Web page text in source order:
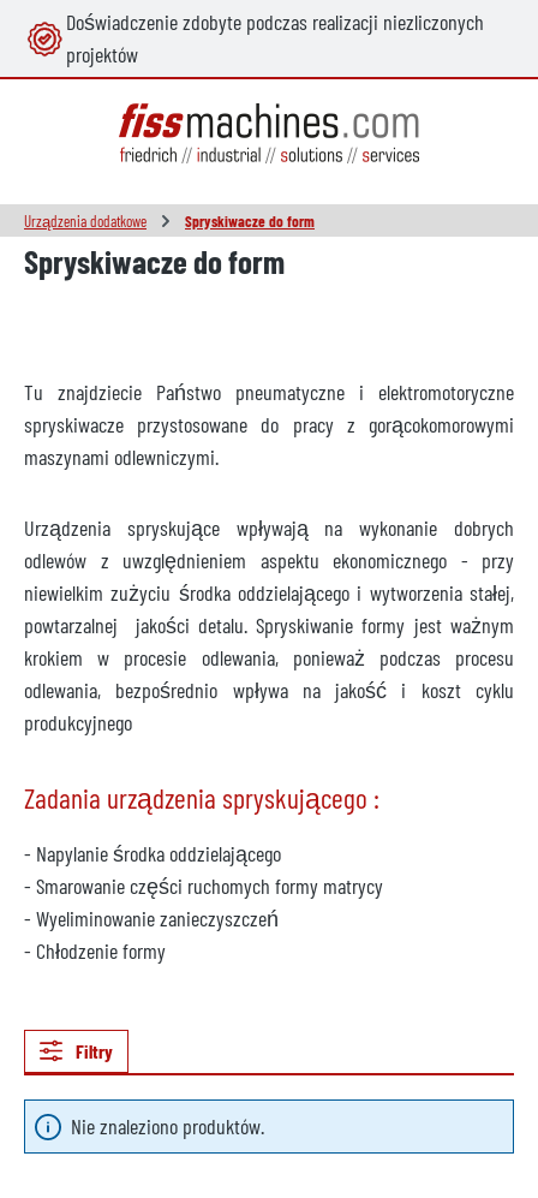
zawartości
Doświadczenie zdobyte podczas realizacji niezliczonych
projektów
Urządzenia dodatkowe Spryskiwacze do form
Spryskiwacze do form
Tu znajdziecie Państwo pneumatyczne i elektromotoryczne
spryskiwacze przystosowane do pracy z gorącokomorowymi
maszynami odlewniczymi.
Urządzenia spryskujące wpływają na wykonanie dobrych
odlewów z uwzględnieniem aspektu ekonomicznego - przy
niewielkim zużyciu środka oddzielającego i wytworzenia stałej,
powtarzalnej jakości detalu. Spryskiwanie formy jest ważnym
krokiem w procesie odlewania, ponieważ podczas procesu
odlewania, bezpośrednio wpływa na jakość i koszt cyklu
produkcyjnego
Zadania urządzenia spryskującego :
- Napylanie środka oddzielającego
- Smarowanie części ruchomych formy matrycy
- Wyeliminowanie zanieczyszczeń
- Chłodzenie formy
Filtry
Nie znaleziono produktów.